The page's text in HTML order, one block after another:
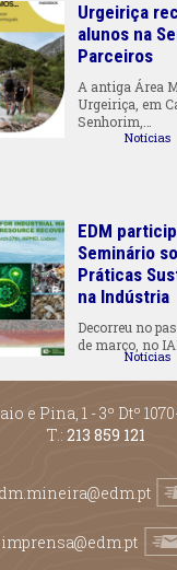
Urgeiriça
alunos na
Parceiros
A antiga Área
Urgeiriça, em
Senhorim,…
Notícias
EDM
Seminário
Práticas
na Indústria
Decorreu no
de março, no
Notícias
e Pina, 1 - 3º Dtº
T.: 213 859 121
imprensa@edm.pt